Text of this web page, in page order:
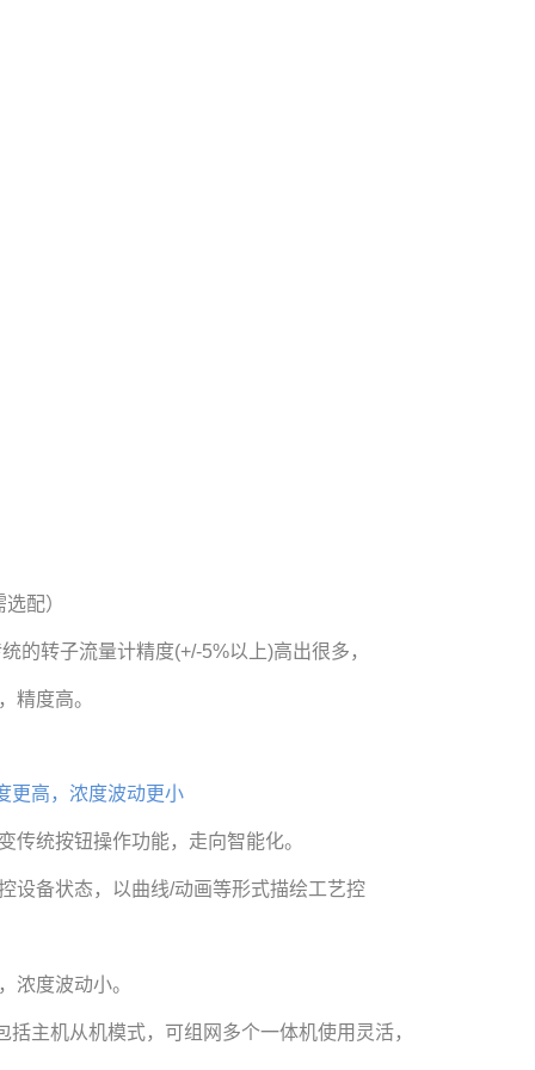
配）
的转子流量计精度(+/-5%以上)高出很多，
精度高。
更高，浓度波动更小
传统按钮操作功能，走向智能化。
设备状态，以曲线/动画等形式描绘工艺控
浓度波动小。
括主机从机模式，可组网多个一体机使用灵活，